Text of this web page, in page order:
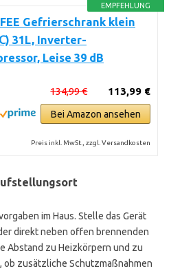
EMPFEHLUNG
Gefrierschrank klein
31L, Inverter-
Leise 39 dB
113,99 €
134,99 €
Bei Amazon ansehen
Preis inkl. MwSt., zzgl. Versandkosten
im Haus. Stelle das Gerät
direkt neben offen brennenden
Abstand zu Heizkörpern und zu
ob zusätzliche Schutzmaßnahmen